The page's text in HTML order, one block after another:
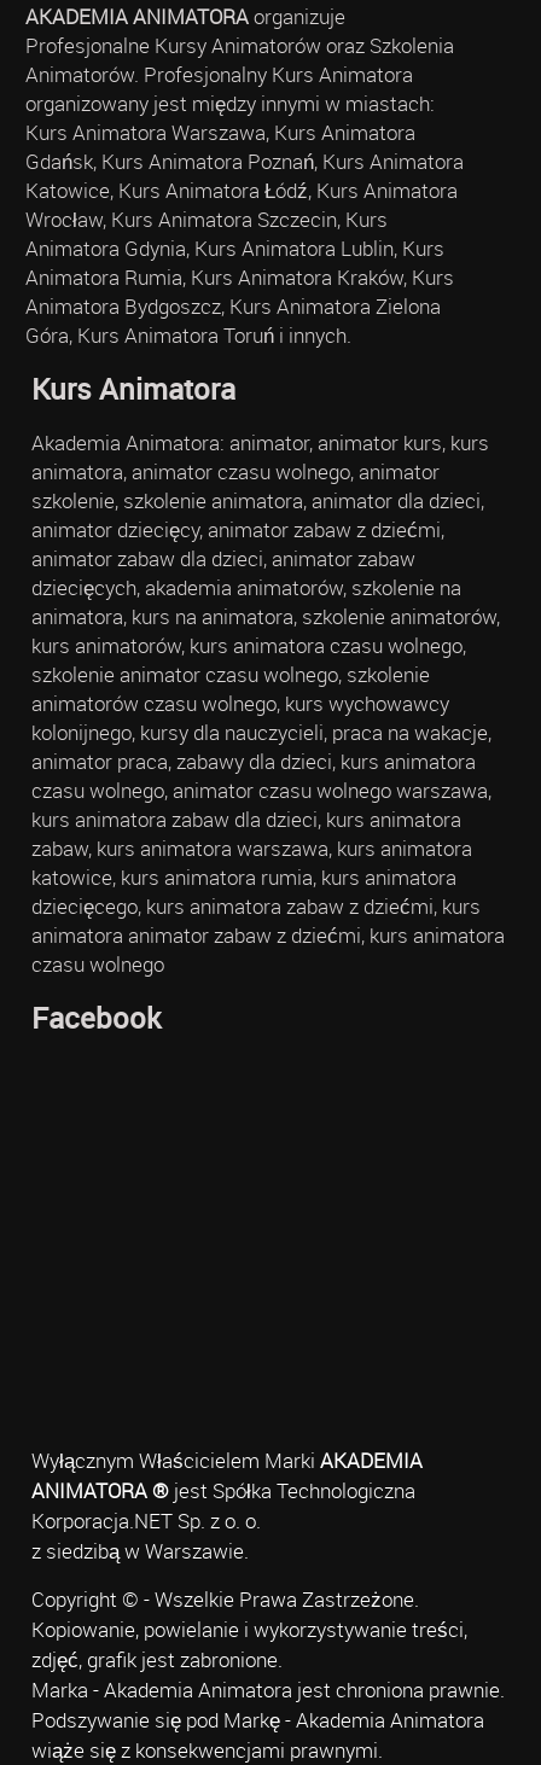
AKADEMIA ANIMATORAorganizuje
Profesjonalne Kursy Animatorów oraz Szkolenia
Animatorów. Profesjonalny Kurs Animatora
organizowany jest między innymi w miastach:
Kurs Animatora Warszawa, Kurs Animatora
Gdańsk, Kurs Animatora Poznań, Kurs Animatora
Katowice, Kurs Animatora Łódź, Kurs Animatora
Wrocław, Kurs Animatora Szczecin, Kurs
Animatora Gdynia, Kurs Animatora Lublin, Kurs
Animatora Rumia, Kurs Animatora Kraków, Kurs
Animatora Bydgoszcz, Kurs Animatora Zielona
Góra, Kurs Animatora Toruń i innych.
Kurs Animatora
Akademia Animatora: animator, animator kurs, kurs
animatora, animator czasu wolnego, animator
szkolenie, szkolenie animatora, animator dla dzieci,
animator dziecięcy, animator zabaw z dziećmi,
animator zabaw dla dzieci, animator zabaw
dziecięcych, akademia animatorów, szkolenie na
animatora, kurs na animatora, szkolenie animatorów,
kurs animatorów, kurs animatora czasu wolnego,
szkolenie animator czasu wolnego, szkolenie
animatorów czasu wolnego, kurs wychowawcy
kolonijnego, kursy dla nauczycieli, praca na wakacje,
animator praca, zabawy dla dzieci, kurs animatora
czasu wolnego, animator czasu wolnego warszawa,
kurs animatora zabaw dla dzieci, kurs animatora
zabaw, kurs animatora warszawa, kurs animatora
katowice, kurs animatora rumia, kurs animatora
dziecięcego, kurs animatora zabaw z dziećmi, kurs
animatora animator zabaw z dziećmi, kurs animatora
czasu wolnego
Facebook
Wyłącznym Właścicielem Marki AKADEMIA
ANIMATORA ®jest Spółka Technologiczna
Korporacja.NET Sp. z o. o.
z siedzibą w Warszawie.
Copyright © - Wszelkie Prawa Zastrzeżone.
Kopiowanie, powielanie i wykorzystywanie treści,
zdjęć, grafik jest zabronione.
Marka - Akademia Animatora jest chroniona prawnie.
Podszywanie się pod Markę - Akademia Animatora
wiąże się z konsekwencjami prawnymi.